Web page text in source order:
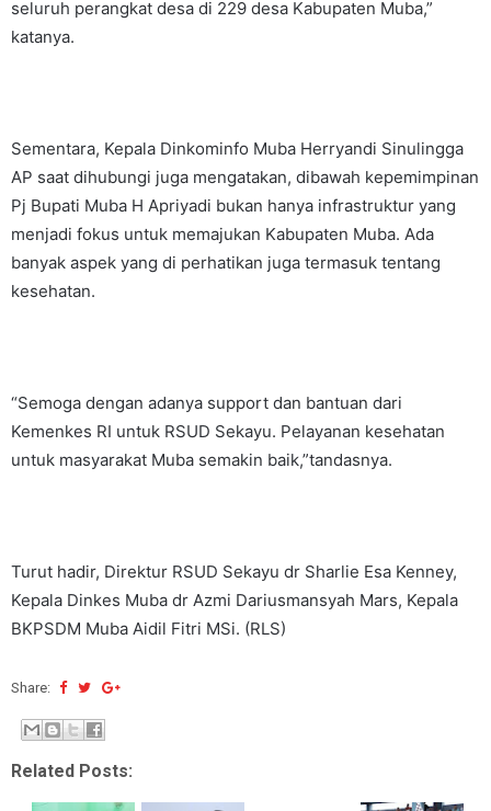
seluruh perangkat desa di 229 desa Kabupaten Muba,”
katanya.
Sementara, Kepala Dinkominfo Muba Herryandi Sinulingga
AP saat dihubungi juga mengatakan, dibawah kepemimpinan
Pj Bupati Muba H Apriyadi bukan hanya infrastruktur yang
menjadi fokus untuk memajukan Kabupaten Muba. Ada
banyak aspek yang di perhatikan juga termasuk tentang
kesehatan.
“Semoga dengan adanya support dan bantuan dari
Kemenkes RI untuk RSUD Sekayu. Pelayanan kesehatan
untuk masyarakat Muba semakin baik,”tandasnya.
Turut hadir, Direktur RSUD Sekayu dr Sharlie Esa Kenney,
Kepala Dinkes Muba dr Azmi Dariusmansyah Mars, Kepala
BKPSDM Muba Aidil Fitri MSi. (RLS)
Share:
Related Posts: